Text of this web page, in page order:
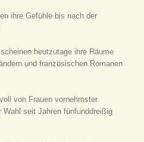
ihre Gefühle bis nach der
heutzutage ihre Räume
und französischen Romanen
von Frauen vornehmster
Wahl seit Jahren fünfunddreißig